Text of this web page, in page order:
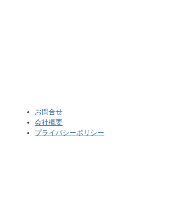
お問合せ
会社概要
プライバシーポリシー